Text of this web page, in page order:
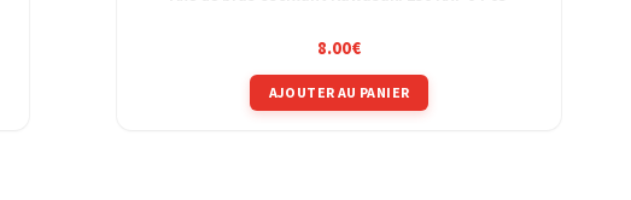
8.00€
AJOUTER AU PANIER